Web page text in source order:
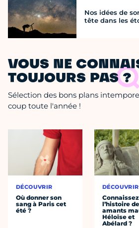
Nos idées de
tête dans les
VOUS NE
TOUJOURS PAS ?
Sélection des bons plans
coup toute l'année !
DÉCOUVRIR
Où donner son
sang à Paris cet
été ?
DÉCOUVRIR
l’histoire
amants
Héloïse et
Abélard ?